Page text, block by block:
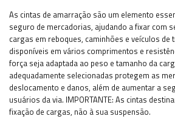
As cintas de amarração são um elemento
seguro de mercadorias, ajudando a fixar com
cargas em reboques, caminhões e veículos de
disponíveis em vários comprimentos e
força seja adaptada ao peso e tamanho da
adequadamente selecionadas protegem as
deslocamento e danos, além de aumentar a
usuários da via. IMPORTANTE: As cintas
fixação de cargas, não à sua suspensão.